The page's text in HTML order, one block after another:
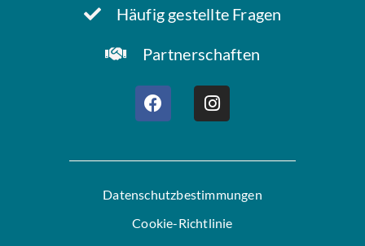
Häufig gestellte Fragen
Partnerschaften
Datenschutzbestimmungen
Cookie-Richtlinie